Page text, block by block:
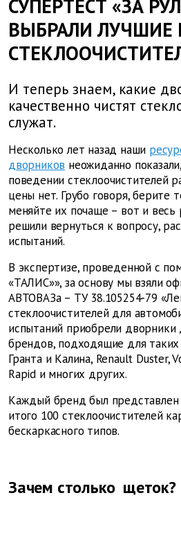
СУПЕРТЕСТ «ЗА
ВЫБРАЛИ ЛУЧШИЕ
И теперь знаем, какие
качественно чистят
служат.
Несколько лет назад наши
дворников неожиданно
поведении стеклоочистителей
цены нет. Грубо говоря, берите
меняйте их почаще – вот и весь
решили вернуться к вопросу,
испытаний.
В экспертизе, проведенной с
«ТАЛИС»», за основу мы взяли
АВТОВАЗа – ТУ 38.105254-79
стеклоочистителей для
испытаний приобрели
брендов, подходящие для
Гранта и Калина, Renault Duster,
Rapid и многих других.
Каждый бренд был
итого 100 стеклоочистителей
бескаркасного типов.
Зачем столько щеток?